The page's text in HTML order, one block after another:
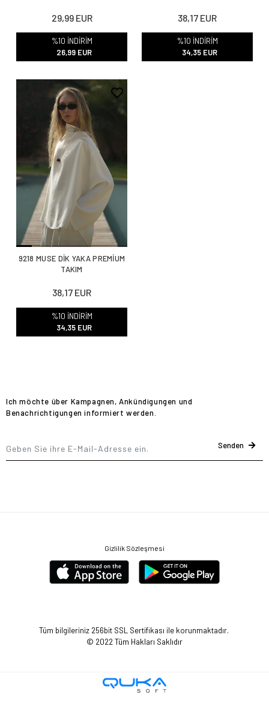
29,99 EUR
%10 İNDİRİM
26,99 EUR
38,17 EUR
%10 İNDİRİM
34,35 EUR
9218 MUSE DİK YAKA PREMİUM
TAKIM
38,17 EUR
%10 İNDİRİM
34,35 EUR
Ich möchte über Kampagnen, Ankündigungen und
Benachrichtigungen informiert werden.
Senden
Gizlilik Sözleşmesi
Tüm bilgileriniz 256bit SSL Sertifikası ile korunmaktadır.
© 2022 Tüm Hakları Saklıdır